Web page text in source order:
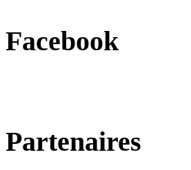
Facebook
Partenaires